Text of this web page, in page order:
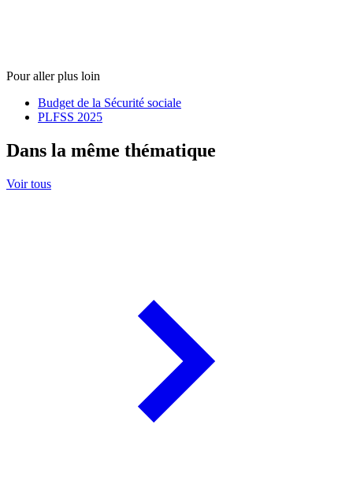
Pour aller plus loin
Budget de la Sécurité sociale
PLFSS 2025
Dans la même thématique
Voir tous